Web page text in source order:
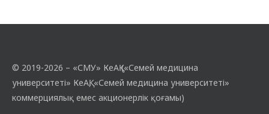
© 2019-2026 – «СМУ» КеАҚ («Семей медицина
университеті» КеАҚ, «Семей медицина университеті»
коммерциялық емес акционерлік қоғамы)